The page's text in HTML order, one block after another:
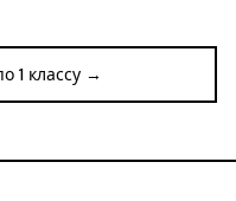
1 классу →